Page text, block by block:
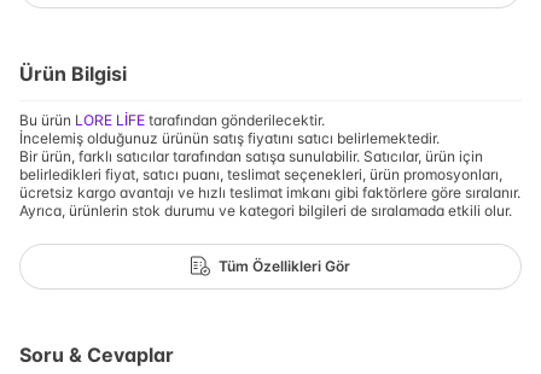
Ürün Bilgisi
Bu ürün LORE LİFE tarafından gönderilecektir.
İncelemiş olduğunuz ürünün satış fiyatını satıcı belirlemektedir.
Bir ürün, farklı satıcılar tarafından satışa sunulabilir. Satıcılar, ürün için
belirledikleri fiyat, satıcı puanı, teslimat seçenekleri, ürün promosyonları,
ücretsiz kargo avantajı ve hızlı teslimat imkanı gibi faktörlere göre sıralanır.
Ayrıca, ürünlerin stok durumu ve kategori bilgileri de sıralamada etkili olur.
Tüm Özellikleri Gör
Soru & Cevaplar